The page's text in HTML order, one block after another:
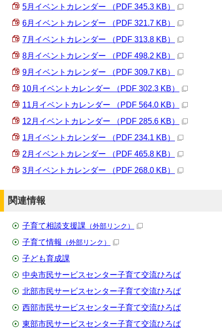
5月イベントカレンダー （PDF 345.3 KB）
6月イベントカレンダー （PDF 321.7 KB）
7月イベントカレンダー （PDF 313.8 KB）
8月イベントカレンダー （PDF 498.2 KB）
9月イベントカレンダー （PDF 309.7 KB）
10月イベントカレンダー （PDF 302.3 KB）
11月イベントカレンダー （PDF 564.0 KB）
12月イベントカレンダー （PDF 285.6 KB）
1月イベントカレンダー （PDF 234.1 KB）
2月イベントカレンダー （PDF 465.8 KB）
3月イベントカレンダー （PDF 268.0 KB）
関連情報
子育て相談支援課 （外部リンク）
子育て情報 （外部リンク）
子ども育成課
中央市民サービスセンター子育て交流ひろば
北部市民サービスセンター子育て交流ひろば
西部市民サービスセンター子育て交流ひろば
東部市民サービスセンター子育て交流ひろば